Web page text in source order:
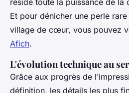
réside toute la puissance de la
Et pour dénicher une perle
village de cœur, vous pouvez
Afich.
L'évolution technique au
Grâce aux progrès de
définition, les détails les plus